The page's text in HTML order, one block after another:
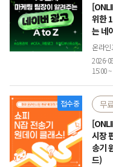
위한
는 네
온라
2026-
15:00
접수중 무
시장
송기
드)